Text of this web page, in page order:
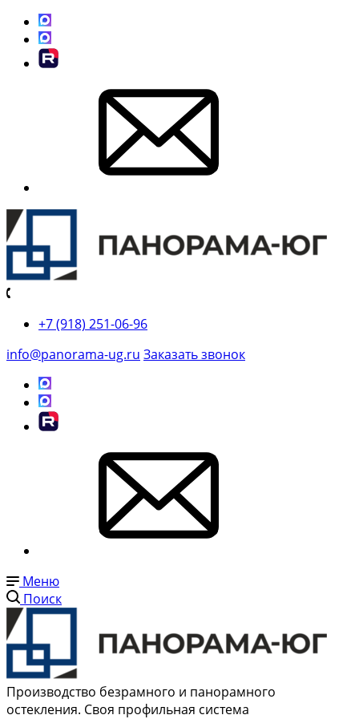
+7 (918) 251-06-96
info@panorama-ug.ru Заказать звонок
Меню
Поиск
Производство безрамного и панорамного
остекления. Своя профильная система